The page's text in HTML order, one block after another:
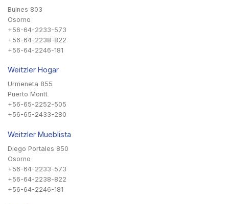
Bulnes 803
Osorno
+56-64-2233-573
+56-64-2238-822
+56-64-2246-181
Weitzler Hogar
Urmeneta 855
Puerto Montt
+56-65-2252-505
+56-65-2433-280
Weitzler Mueblista
Diego Portales 850
Osorno
+56-64-2233-573
+56-64-2238-822
+56-64-2246-181